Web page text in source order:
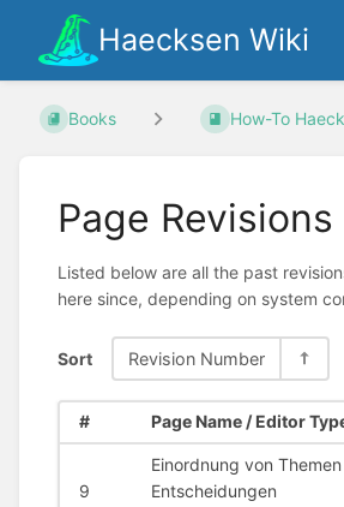
Haecksen Wiki
Books How-To
Page Revisions
Listed below are all the past
here since, depending on system
Sort Revision Number
# Page Name / Editor
9
Einordnung von
Entscheidungen